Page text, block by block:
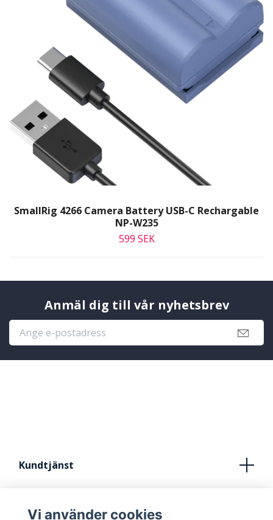
SmallRig 4266 Camera Battery USB-C Rechargable
NP-W235
599 SEK
Anmäl dig till vår nyhetsbrev
Kundtjänst
Vi använder cookies